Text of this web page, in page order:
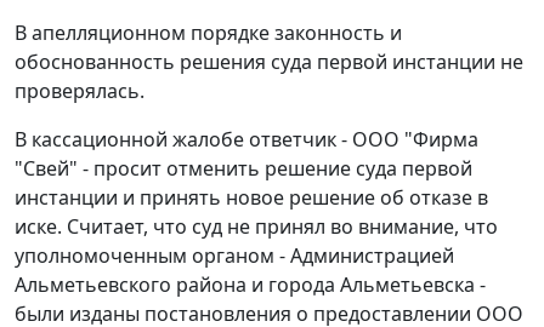
В апелляционном порядке законность и
обоснованность решения суда первой инстанции не
проверялась.
В кассационной жалобе ответчик - ООО "Фирма
"Свей" - просит отменить решение суда первой
инстанции и принять новое решение об отказе в
иске. Считает, что суд не принял во внимание, что
уполномоченным органом - Администрацией
Альметьевского района и города Альметьевска -
были изданы постановления о предоставлении ООО